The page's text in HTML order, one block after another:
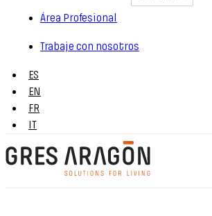
Área Profesional
Trabaje con nosotros
ES
EN
FR
IT